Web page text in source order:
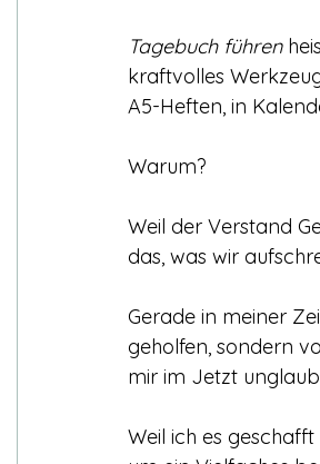
Tagebuch führen
kraftvolles
A5-Heften, in
Warum?
Weil der Verstand
das, was wir
Gerade in meiner
geholfen, sondern
mir im Jetzt
Weil ich es